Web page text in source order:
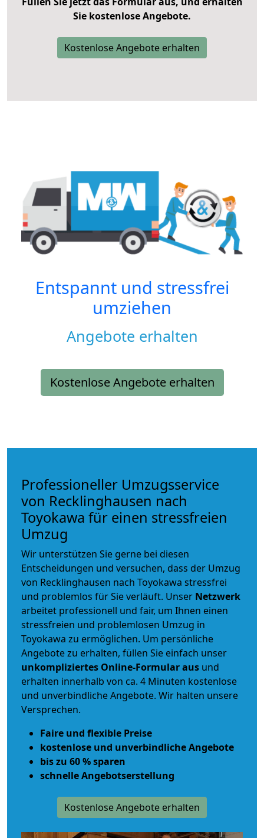
Sie kostenlose Angebote.
Kostenlose Angebote erhalten
Entspannt und stressfrei
umziehen
Angebote erhalten
Kostenlose Angebote erhalten
Professioneller Umzugsservice
von Recklinghausen nach
Toyokawa für einen stressfreien
Umzug
Wir unterstützen Sie gerne bei diesen
Entscheidungen und versuchen, dass der Umzug
von Recklinghausen nach Toyokawa stressfrei
und problemlos für Sie verläuft. Unser Netzwerk
arbeitet professionell und fair, um Ihnen einen
stressfreien und problemlosen Umzug in
Toyokawa zu ermöglichen. Um persönliche
Angebote zu erhalten, füllen Sie einfach unser
unkompliziertes Online-Formular aus und
erhalten innerhalb von ca. 4 Minuten kostenlose
und unverbindliche Angebote. Wir halten unsere
Versprechen.
Faire und flexible Preise
kostenlose und unverbindliche Angebote
bis zu 60 % sparen
schnelle Angebotserstellung
Kostenlose Angebote erhalten